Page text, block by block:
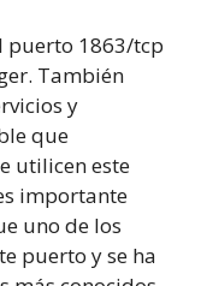
puerto 1863/tcp
También
y
que
utilicen este
importante
uno de los
puerto y se ha